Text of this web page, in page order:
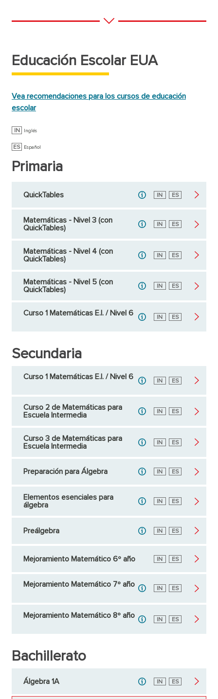
Educación Escolar EUA
Vea recomendaciones para los cursos de educación
escolar
IN Inglés
ES Español
Primaria
QuickTables Inglés
IN Español
ES
Matemáticas - Nivel 3 (con
QuickTables)
Inglés
IN Español
ES
Matemáticas - Nivel 4 (con
QuickTables)
Inglés
IN Español
ES
Matemáticas - Nivel 5 (con
QuickTables)
Inglés
IN Español
ES
Curso 1 Matemáticas E.I. / Nivel 6
Inglés
IN Español
ES
Secundaria
Curso 1 Matemáticas E.I. / Nivel 6
Inglés
IN Español
ES
Curso 2 de Matemáticas para
Escuela Intermedia
Inglés
IN Español
ES
Curso 3 de Matemáticas para
Escuela Intermedia
Inglés
IN Español
ES
Preparación para Álgebra Inglés
IN Español
ES
Elementos esenciales para
álgebra
Inglés
IN Español
ES
Preálgebra Inglés
IN Español
ES
Mejoramiento Matemático 6º año Inglés
IN Español
ES
Mejoramiento Matemático 7º año
Inglés
IN Español
ES
Mejoramiento Matemático 8º año
Inglés
IN Español
ES
Bachillerato
Álgebra 1A Inglés
IN Español
ES